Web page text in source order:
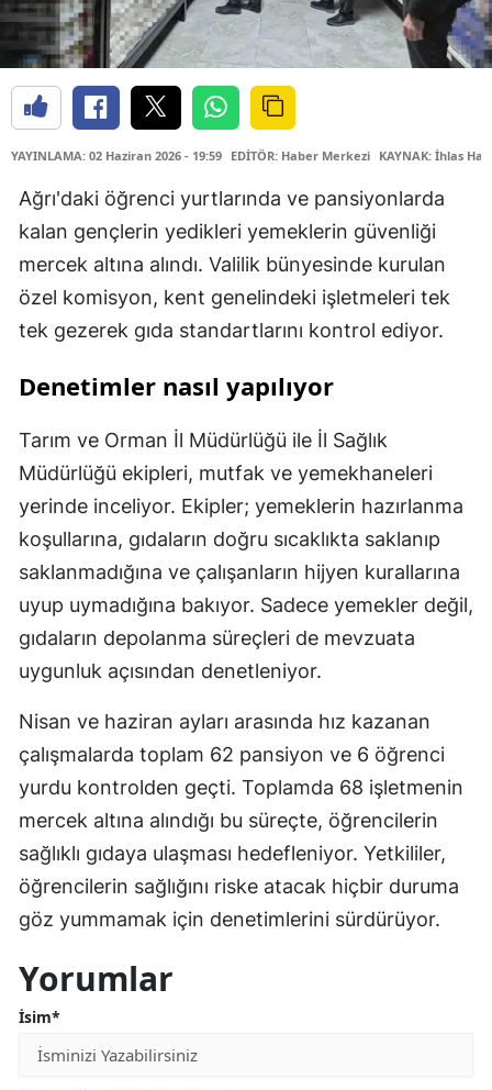
YAYINLAMA: 02 Haziran 2026 - 19:59 EDİTÖR: Haber Merkezi KAYNAK: İhlas
Ağrı'daki öğrenci yurtlarında ve pansiyonlarda
kalan gençlerin yedikleri yemeklerin güvenliği
mercek altına alındı. Valilik bünyesinde kurulan
özel komisyon, kent genelindeki işletmeleri tek
tek gezerek gıda standartlarını kontrol ediyor.
Denetimler nasıl yapılıyor
Tarım ve Orman İl Müdürlüğü ile İl Sağlık
Müdürlüğü ekipleri, mutfak ve yemekhaneleri
yerinde inceliyor. Ekipler; yemeklerin hazırlanma
koşullarına, gıdaların doğru sıcaklıkta saklanıp
saklanmadığına ve çalışanların hijyen kurallarına
uyup uymadığına bakıyor. Sadece yemekler değil,
gıdaların depolanma süreçleri de mevzuata
uygunluk açısından denetleniyor.
Nisan ve haziran ayları arasında hız kazanan
çalışmalarda toplam 62 pansiyon ve 6 öğrenci
yurdu kontrolden geçti. Toplamda 68 işletmenin
mercek altına alındığı bu süreçte, öğrencilerin
sağlıklı gıdaya ulaşması hedefleniyor. Yetkililer,
öğrencilerin sağlığını riske atacak hiçbir duruma
göz yummamak için denetimlerini sürdürüyor.
Yorumlar
İsim*